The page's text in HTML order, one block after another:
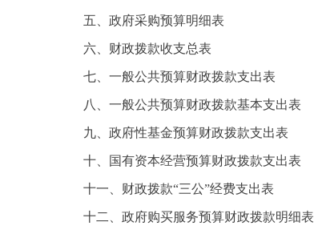
五、政府采购预算明细表
六、财政拨款收支总表
七、一般公共预算财政拨款支出表
八、一般公共预算财政拨款基本支出表
九、政府性基金预算财政拨款支出表
十、国有资本经营预算财政拨款支出表
十一、财政拨款“三公”经费支出表
十二、政府购买服务预算财政拨款明细表